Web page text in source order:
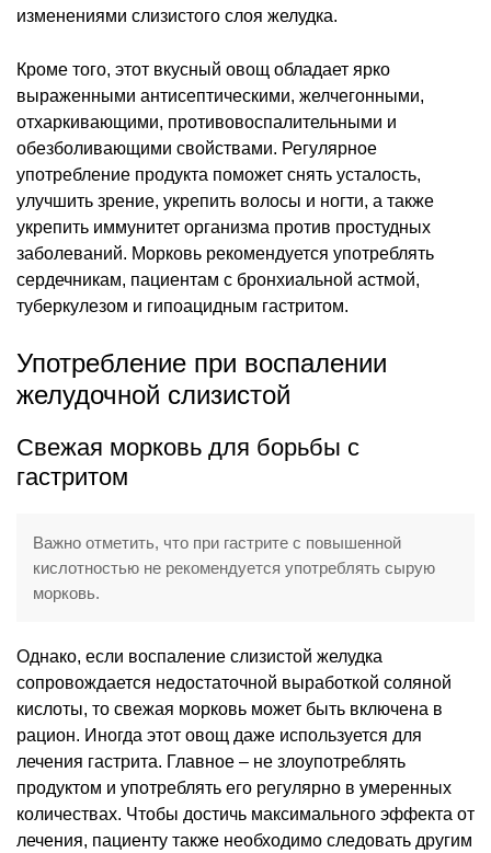
изменениями слизистого слоя желудка.
Кроме того, этот вкусный овощ обладает ярко
выраженными антисептическими, желчегонными,
отхаркивающими, противовоспалительными и
обезболивающими свойствами. Регулярное
употребление продукта поможет снять усталость,
улучшить зрение, укрепить волосы и ногти, а также
укрепить иммунитет организма против простудных
заболеваний. Морковь рекомендуется употреблять
сердечникам, пациентам с бронхиальной астмой,
туберкулезом и гипоацидным гастритом.
Употребление при воспалении
желудочной слизистой
Свежая морковь для борьбы с
гастритом
Важно отметить, что при гастрите с повышенной
кислотностью не рекомендуется употреблять сырую
морковь.
Однако, если воспаление слизистой желудка
сопровождается недостаточной выработкой соляной
кислоты, то свежая морковь может быть включена в
рацион. Иногда этот овощ даже используется для
лечения гастрита. Главное – не злоупотреблять
продуктом и употреблять его регулярно в умеренных
количествах. Чтобы достичь максимального эффекта от
лечения, пациенту также необходимо следовать другим